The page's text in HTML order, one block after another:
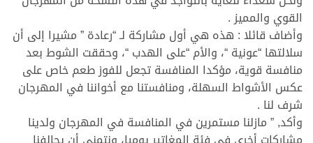
القوي والمميز .
وأضاف قائلا : هذه هي أول مشاركة لـ “رعادة ” مشيرا إلى أن
سلالتها “عونية “، والأم “على الهدب “، وحققت الشوط بعد
منافسة قوية، مؤكدا المنافسة تجعل للفوز طعم خاص على
عكس الأشواط السهلة، ومنافستنا مع أخواننا في المهرجان
شرف لنا .
وأكد, ” مازلنا مستمرين في المنافسة في المهرجان ولدينا